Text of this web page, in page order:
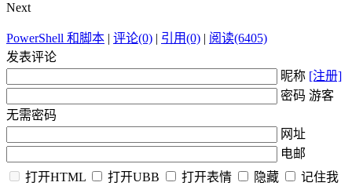
Next
PowerShell 和脚本 | 评论(0) | 引用(0) | 阅读(6405)
发表评论
昵称 [注册]
密码 游客
无需密码
网址
电邮
打开HTML
打开UBB 打开表情 隐藏 记住我